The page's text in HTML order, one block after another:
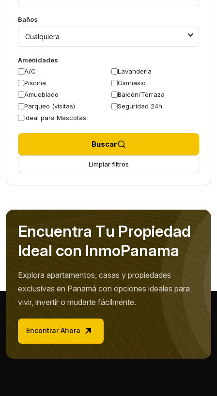
Baños
Cualquiera
Amenidades
A/C
Lavandería
Piscina
Gimnasio
Amueblado
Balcón/Terraza
Parqueo (visitas)
Seguridad 24h
Ideal para Mascotas
Buscar
Limpiar filtros
Encuentra Tu Propiedad
Ideal con InmoPanama
Explora apartamentos, casas y propiedades
exclusivas en Panamá con opciones ideales para
vivir, invertir o mudarte fácilmente.
Encontrar Ahora